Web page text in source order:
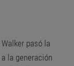
pasó la
la generación